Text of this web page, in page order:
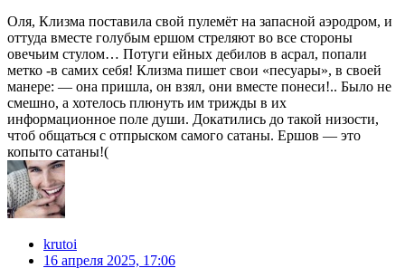
Оля, Клизма поставила свой пулемёт на запасной аэродром, и
оттуда вместе голубым ершом стреляют во все стороны
овечьим стулом… Потуги ейных дебилов в асрал, попали
метко -в самих себя! Клизма пишет свои «песуары», в своей
манере: — она пришла, он взял, они вместе понеси!.. Было не
смешно, а хотелось плюнуть им трижды в их
информационное поле души. Докатились до такой низости,
чтоб общаться с отпрыском самого сатаны. Ершов — это
копыто сатаны!(
krutoi
16 апреля 2025, 17:06